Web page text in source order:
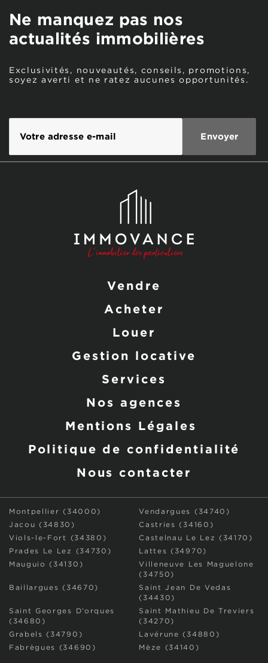
Ne manquez pas nos
actualités immobilières
Exclusivités, nouveautés, conseils, promotions,
soyez averti et ne ratez aucunes opportunités.
Vendre
Acheter
Louer
Gestion locative
Services
Nos agences
Mentions Légales
Politique de confidentialité
Nous contacter
Montpellier (34000)
Vendargues (34740)
Jacou (34830)
Castries (34160)
Viols-le-Fort (34380)
Castelnau Le Lez (34170)
Prades Le Lez (34730)
Lattes (34970)
Mauguio (34130)
Villeneuve Les Maguelone
(34750)
Baillargues (34670)
Saint Jean De Vedas
(34430)
Saint Georges D’orques
(34680)
Saint Mathieu De Treviers
(34270)
Grabels (34790)
Lavérune (34880)
Fabrègues (34690)
Mèze (34140)